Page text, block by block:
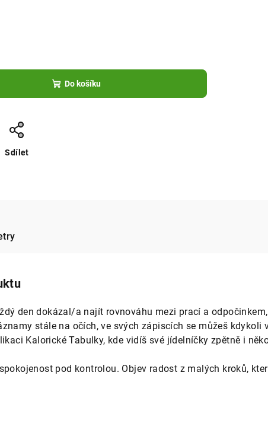
Do košíku
Sdílet
den dokázal/a najít rovnováhu mezi prací a
stále na očích, ve svých zápiscích se můžeš
Kalorické Tabulky, kde vidíš své jídelníčky zpětně i
pod kontrolou. Objev radost z malých kroků,